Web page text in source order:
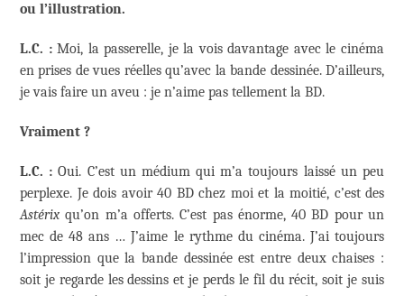
ou l’illustration.
L.C. :Moi, la passerelle, je la vois davantage avec le cinéma
en prises de vues réelles qu’avec la bande dessinée. D’ailleurs,
je vais faire un aveu : je n’aime pas tellement la BD.
Vraiment ?
L.C. : Oui. C’est un médium qui m’a toujours laissé un peu
perplexe. Je dois avoir 40 BD chez moi et la moitié, c’est des
Astérix qu’on m’a offerts. C’est pas énorme, 40 BD pour un
mec de 48 ans … J’aime le rythme du cinéma. J’ai toujours
l’impression que la bande dessinée est entre deux chaises :
soit je regarde les dessins et je perds le fil du récit, soit je suis